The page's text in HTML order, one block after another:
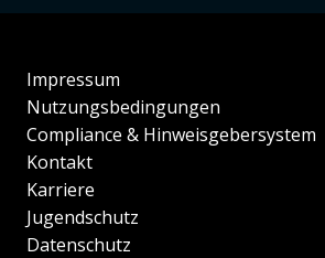
Impressum
Nutzungsbedingungen
Compliance & Hinweisgebersystem
Kontakt
Karriere
Jugendschutz
Datenschutz